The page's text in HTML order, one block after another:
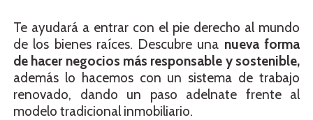
Te ayudará a entrar con el pie derecho al mundo
de los bienes raíces. Descubre una nueva forma
de hacer negocios más responsable y sostenible,
además lo hacemos con un sistema de trabajo
renovado, dando un paso adelnate frente al
modelo tradicional inmobiliario.